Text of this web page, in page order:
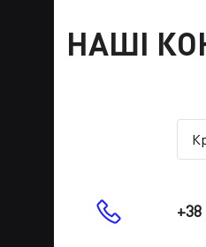
НАШІ
+38